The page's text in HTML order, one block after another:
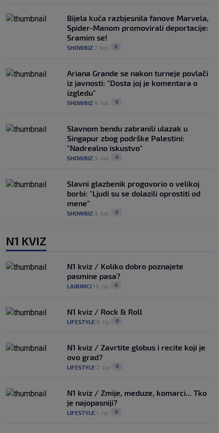
Bijela kuća razbjesnila fanove Marvela,
Spider-Manom promovirali deportacije:
Sramim se!
SHOWBIZ 7. kol. 0
Ariana Grande se nakon turneje povlači
iz javnosti: "Dosta joj je komentara o
izgledu"
SHOWBIZ 4. kol. 0
Slavnom bendu zabranili ulazak u
Singapur zbog podrške Palestini:
"Nadrealno iskustvo"
SHOWBIZ 3. kol. 0
Slavni glazbenik progovorio o velikoj
borbi: "Ljudi su se dolazili oprostiti od
mene"
SHOWBIZ 3. kol. 0
N1 KVIZ
N1 kviz / Koliko dobro poznajete
pasmine pasa?
LJUBIMCI 13. lip. 0
N1 kviz / Rock & Roll
LIFESTYLE 8. lip. 0
N1 kviz / Zavrtite globus i recite koji je
ovo grad?
LIFESTYLE 2. lip. 0
N1 kviz / Zmije, meduze, komarci... Tko
je najopasniji?
LIFESTYLE 1. lip. 0